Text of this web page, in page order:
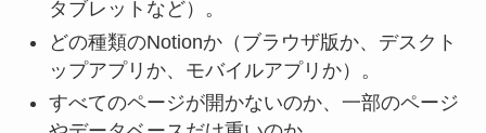
タブレットなど）。
どの種類のNotionか（ブラウザ版か、デスクト
ップアプリか、モバイルアプリか）。
すべてのページが開かないのか、一部のページ